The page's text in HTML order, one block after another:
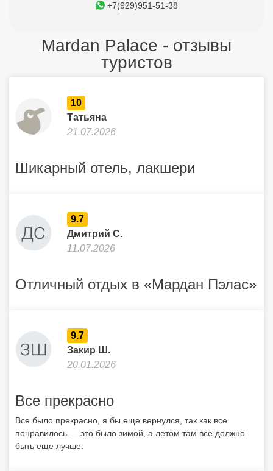
+7(929)951-51-38
Mardan Palace - отзывы
туристов
10
Татьяна
21.07.2026
Шикарный отель, лакшери
9.7
Дмитрий С.
11.07.2026
Отличный отдых в «Мардан Пэлас»
9.7
Закир Ш.
20.01.2026
Все прекрасно
Все было прекрасно, я бы еще вернулся, так как все
понравилось — это было зимой, а летом там все должно
быть еще лучше.